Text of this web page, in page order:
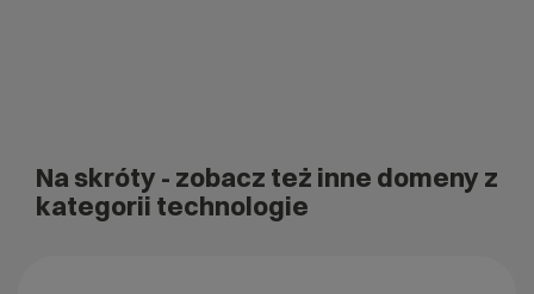
Na skróty - zobacz też inne domeny z
kategorii technologie